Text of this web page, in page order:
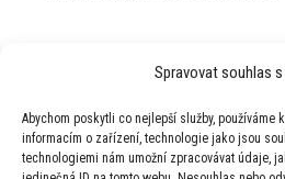
Spravovat souhlas
Abychom poskytli co nejlepší služby, používáme
informacím o zařízení, technologie jako jsou
technologiemi nám umožní zpracovávat údaje,
Web vytvořila firmaRUDI